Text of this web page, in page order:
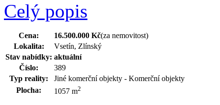
Celý popis
Cena: 16.500.000 Kč(za nemovitost)
Lokalita:
Vsetín, Zlínský
Stav nabídky: aktuální
Číslo:
389
Typ reality:
Jiné komerční objekty - Komerční objekty
Plocha:
1057 m2